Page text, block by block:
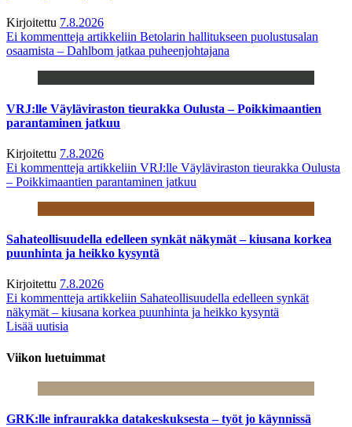
Kirjoitettu 7.8.2026
Ei kommentteja artikkeliin Betolarin hallitukseen puolustusalan
osaamista – Dahlbom jatkaa puheenjohtajana
VRJ:lle Väyläviraston tieurakka Oulusta – Poikkimaantien
parantaminen jatkuu
Kirjoitettu 7.8.2026
Ei kommentteja artikkeliin VRJ:lle Väyläviraston tieurakka Oulusta
– Poikkimaantien parantaminen jatkuu
Sahateollisuudella edelleen synkät näkymät – kiusana korkea
puunhinta ja heikko kysyntä
Kirjoitettu 7.8.2026
Ei kommentteja artikkeliin Sahateollisuudella edelleen synkät
näkymät – kiusana korkea puunhinta ja heikko kysyntä
Lisää uutisia
Viikon luetuimmat
GRK:lle infraurakka datakeskuksesta – työt jo käynnissä